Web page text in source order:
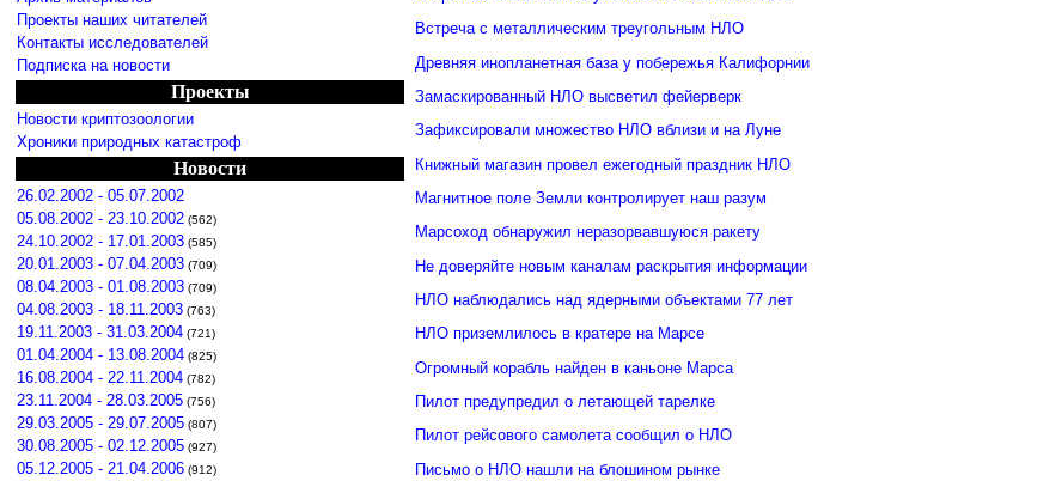
Проекты наших читателей
Контакты исследователей
Подписка на новости
Проекты
Новости криптозоологии
Хроники природных катастроф
Новости
26.02.2002 - 05.07.2002
05.08.2002 - 23.10.2002 (562)
24.10.2002 - 17.01.2003 (585)
20.01.2003 - 07.04.2003 (709)
08.04.2003 - 01.08.2003 (709)
04.08.2003 - 18.11.2003 (763)
19.11.2003 - 31.03.2004 (721)
01.04.2004 - 13.08.2004 (825)
16.08.2004 - 22.11.2004 (782)
23.11.2004 - 28.03.2005 (756)
29.03.2005 - 29.07.2005 (807)
30.08.2005 - 02.12.2005 (927)
05.12.2005 - 21.04.2006 (912)
Встреча с металлическим треугольным НЛО
Древняя инопланетная база у побережья Калифорнии
Замаскированный НЛО высветил фейерверк
Зафиксировали множество НЛО вблизи и на Луне
Книжный магазин провел ежегодный праздник НЛО
Магнитное поле Земли контролирует наш разум
Марсоход обнаружил неразорвавшуюся ракету
Не доверяйте новым каналам раскрытия информации
НЛО наблюдались над ядерными объектами 77 лет
НЛО приземлилось в кратере на Марсе
Огромный корабль найден в каньоне Марса
Пилот предупредил о летающей тарелке
Пилот рейсового самолета сообщил о НЛО
Письмо о НЛО нашли на блошином рынке